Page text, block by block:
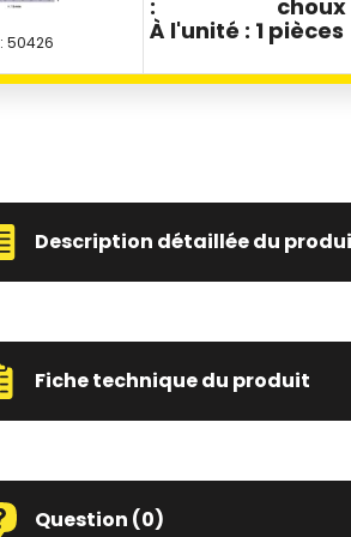
: 50426
:
choux
À l'unité : 1 pièces
Description détaillée du
Fiche technique du produit
Question (0)